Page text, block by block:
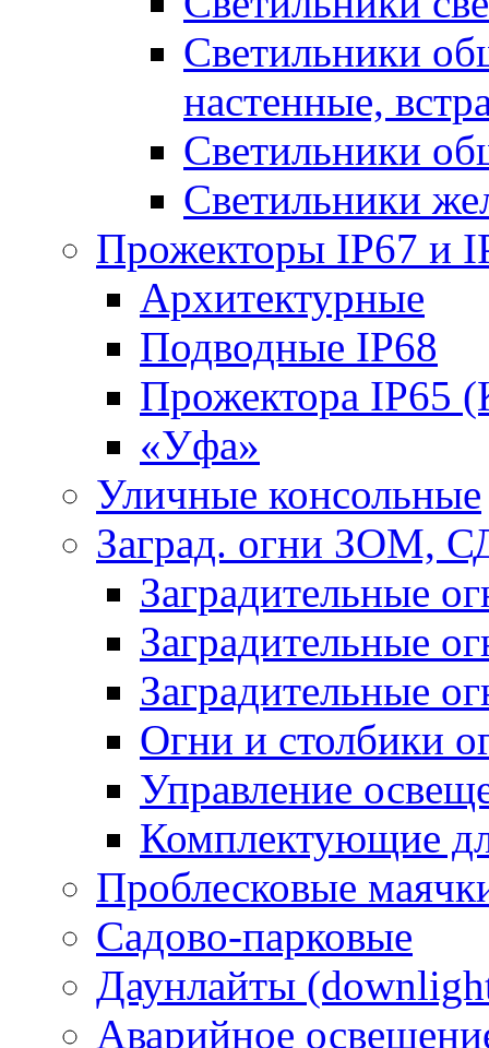
Светильники
настенные,
Светильники
Светильники
Прожекторы IP67 и
Архитектурные
Подводные IP68
Прожектора IP65
«Уфа»
Уличные консольные
Заград. огни ЗОМ,
Заградительные
Заградительные
Заградительные
Огни и столбики
Управление
Комплектующие
Проблесковые
Садово-парковые
Даунлайты
Аварийное